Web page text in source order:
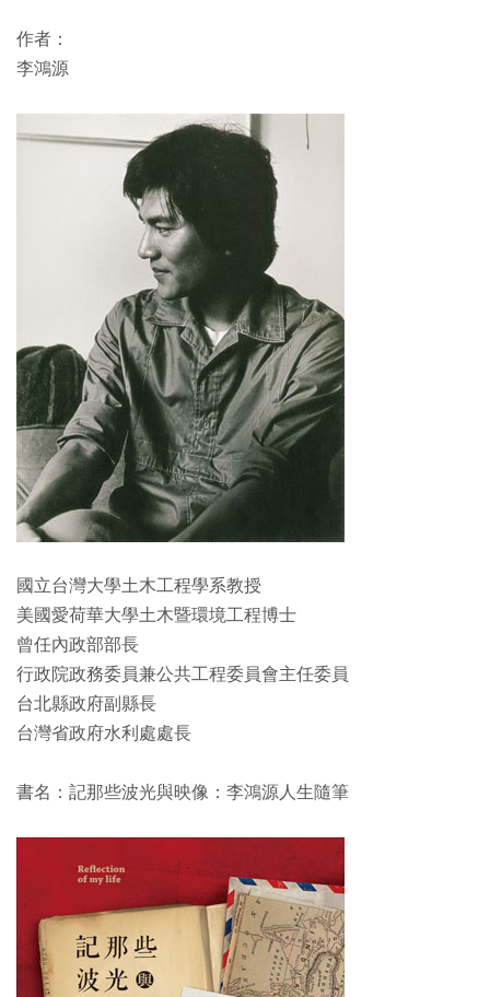
作者：
李鴻源
國立台灣大學土木工程學系教授
美國愛荷華大學土木暨環境工程博士
曾任內政部部長
行政院政務委員兼公共工程委員會主任委員
台北縣政府副縣長
台灣省政府水利處處長
書名：記那些波光與映像：李鴻源人生隨筆